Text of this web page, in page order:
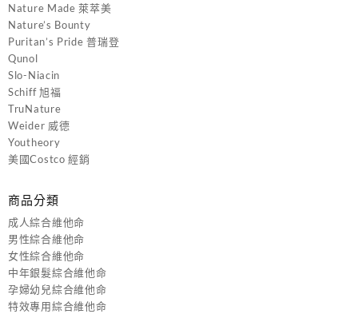
Nature Made 萊萃美
Nature’s Bounty
Puritan’s Pride 普瑞登
Qunol
Slo-Niacin
Schiff 旭福
TruNature
Weider 威德
Youtheory
美國Costco 經銷
商品分類
成人綜合維他命
男性綜合維他命
女性綜合維他命
中年銀髮綜合維他命
孕婦幼兒綜合維他命
特效專用綜合維他命